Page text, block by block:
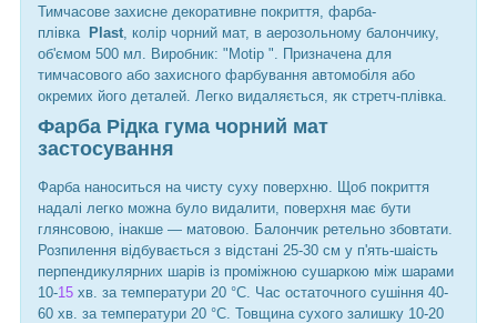
Тимчасове захисне декоративне покриття, фарба-
плівка Plast, колір чорний мат, в аерозольному балончику,
об'ємом 500 мл. Виробник: "Motip ". Призначена для
тимчасового або захисного фарбування автомобіля або
окремих його деталей. Легко видаляється, як стретч-плівка.
Фарба Рідка гума чорний мат
застосування
Фарба наноситься на чисту суху поверхню. Щоб покриття
надалі легко можна було видалити, поверхня має бути
глянсовою, інакше — матовою. Балончик ретельно збовтати.
Розпилення відбувається з відстані 25-30 см у п'ять-шаість
перпендикулярних шарів із проміжною сушаркою між шарами
10-15 хв. за температури 20 °C. Час остаточного сушіння 40-
60 хв. за температури 20 °C. Товщина сухого залишку 10-20